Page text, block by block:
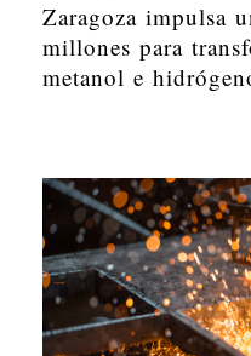
Zaragoza impulsa
millones para
metanol e